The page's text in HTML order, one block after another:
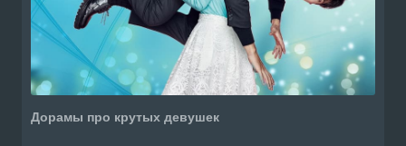
Дорамы про крутых девушек